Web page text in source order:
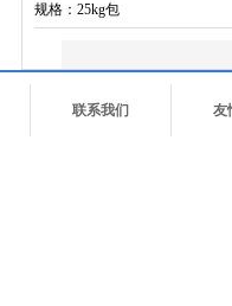
规格：25kg包
联系我们 友